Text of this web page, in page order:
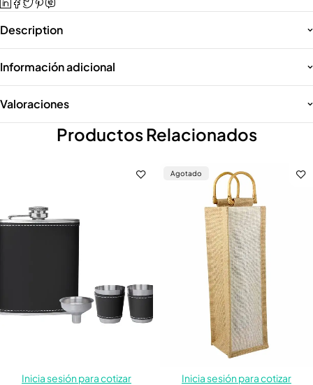
Description
Información adicional
Valoraciones
Productos Relacionados
Inicia sesión para cotizar
Agotado
Inicia sesión para cotizar